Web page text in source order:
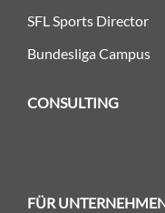
SFL Sports Director
Bundesliga Campus
CONSULTING
FÜR